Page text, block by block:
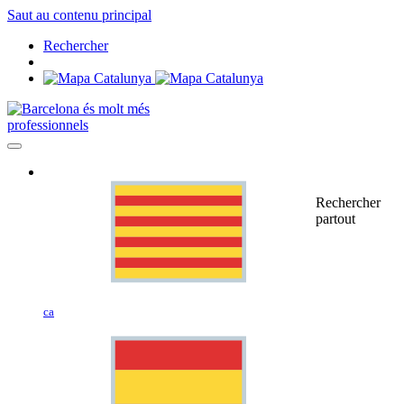
Saut au contenu principal
Rechercher
professionnels
ca
Rechercher
partout